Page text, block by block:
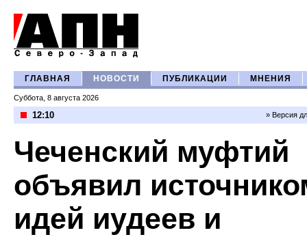
ГЛАВНАЯ НОВОСТИ ПУБЛИКАЦИИ МНЕНИЯ
Суббота, 8 августа 2026
12:10 » Версия
Чеченский муфтий
объявил
идей иудеев и